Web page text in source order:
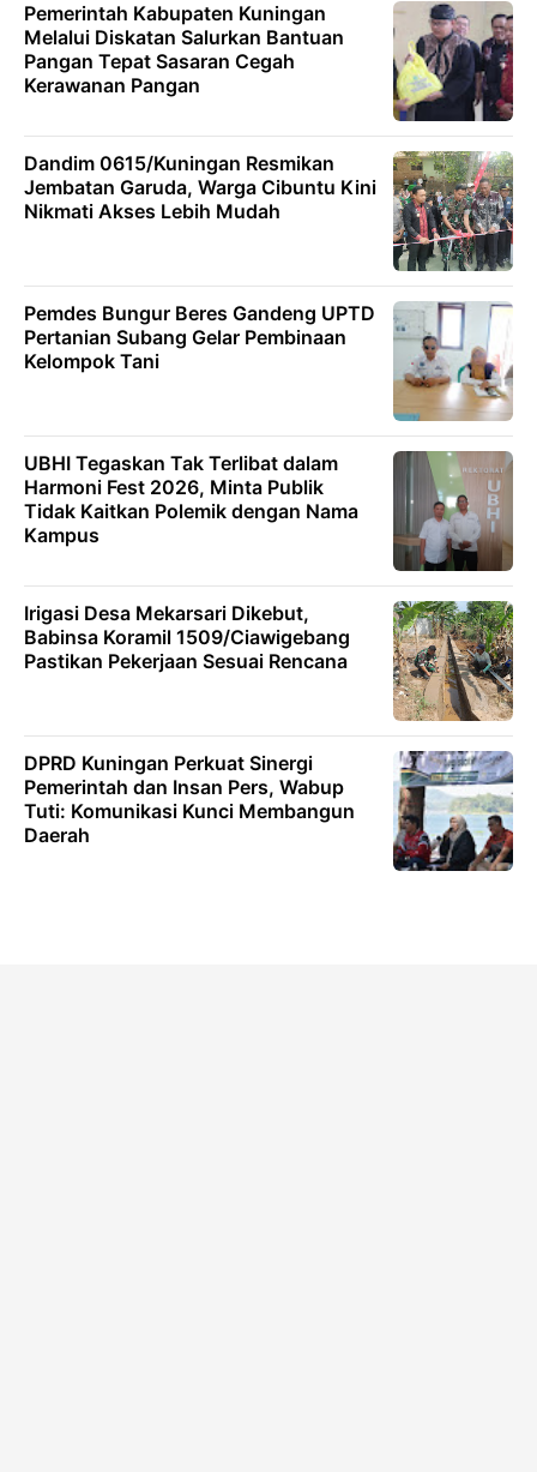
Pemerintah Kabupaten Kuningan
Melalui Diskatan Salurkan Bantuan
Pangan Tepat Sasaran Cegah
Kerawanan Pangan
Dandim 0615/Kuningan Resmikan
Jembatan Garuda, Warga Cibuntu Kini
Nikmati Akses Lebih Mudah
Pemdes Bungur Beres Gandeng UPTD
Pertanian Subang Gelar Pembinaan
Kelompok Tani
UBHI Tegaskan Tak Terlibat dalam
Harmoni Fest 2026, Minta Publik
Tidak Kaitkan Polemik dengan Nama
Kampus
Irigasi Desa Mekarsari Dikebut,
Babinsa Koramil 1509/Ciawigebang
Pastikan Pekerjaan Sesuai Rencana
DPRD Kuningan Perkuat Sinergi
Pemerintah dan Insan Pers, Wabup
Tuti: Komunikasi Kunci Membangun
Daerah